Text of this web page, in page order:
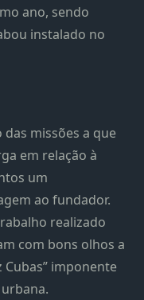
ano, sendo
instalado no
missões a que
em relação à
um
ao fundador.
realizado
com bons olhos a
imponente